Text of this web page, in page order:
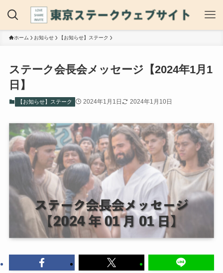
ホーム お知らせ 【お知らせ】ステーク
ステーク会長会メッセージ【2024年1月1
日】
【お知らせ】ステーク 2024年1月1日 2024年1月10日